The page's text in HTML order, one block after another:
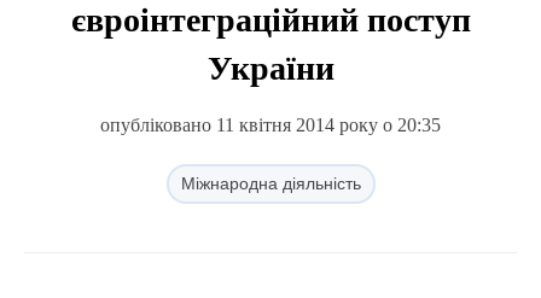
євроінтеграційний поступ
України
опубліковано 11 квітня 2014 року о 20:35
Міжнародна діяльність